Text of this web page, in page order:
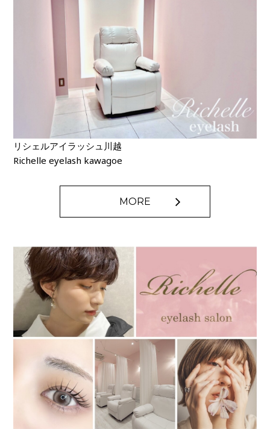
リシェルアイラッシュ川越
Richelle eyelash kawagoe
MORE